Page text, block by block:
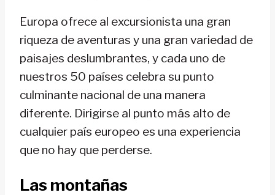
Europa ofrece al excursionista una gran
riqueza de aventuras y una gran variedad de
paisajes deslumbrantes, y cada uno de
nuestros 50 países celebra su punto
culminante nacional de una manera
diferente. Dirigirse al punto más alto de
cualquier país europeo es una experiencia
que no hay que perderse.
Las montañas